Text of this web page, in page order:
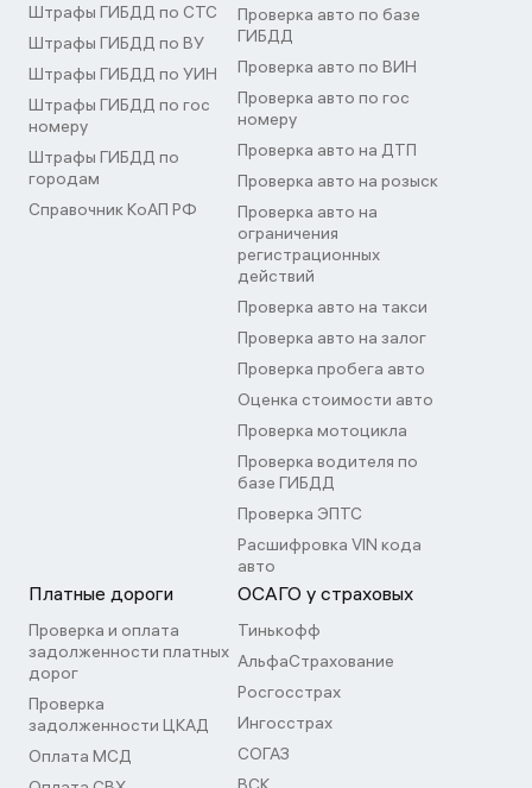
Штрафы ГИБДД по СТС
Штрафы ГИБДД по ВУ
Штрафы ГИБДД по УИН
Штрафы ГИБДД по гос
номеру
Штрафы ГИБДД по
городам
Справочник КоАП РФ
Проверка авто по базе
ГИБДД
Проверка авто по ВИН
Проверка авто по гос
номеру
Проверка авто на ДТП
Проверка авто на розыск
Проверка авто на
ограничения
регистрационных
действий
Проверка авто на такси
Проверка авто на залог
Проверка пробега авто
Оценка стоимости авто
Проверка мотоцикла
Проверка водителя по
базе ГИБДД
Проверка ЭПТС
Расшифровка VIN кода
авто
Платные дороги
Проверка и оплата
задолженности платных
дорог
Проверка
задолженности ЦКАД
Оплата МСД
ОСАГО у страховых
Тинькофф
АльфаСтрахование
Росгосстрах
Ингосстрах
СОГАЗ